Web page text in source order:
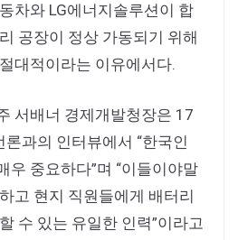
차와 LG에너지솔루션이 합
공장이 정상 가동되기 위해
대적이라는 이유에서다.
서배너 경제개발청장은 17
과의 인터뷰에서 “한국인
우 중요하다”며 “이들이야말
고 현지 직원들에게 배터리
수 있는 유일한 인력”이라고